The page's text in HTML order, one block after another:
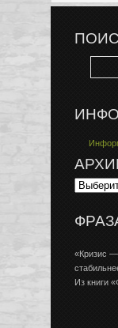
«Кризис —
Из книги